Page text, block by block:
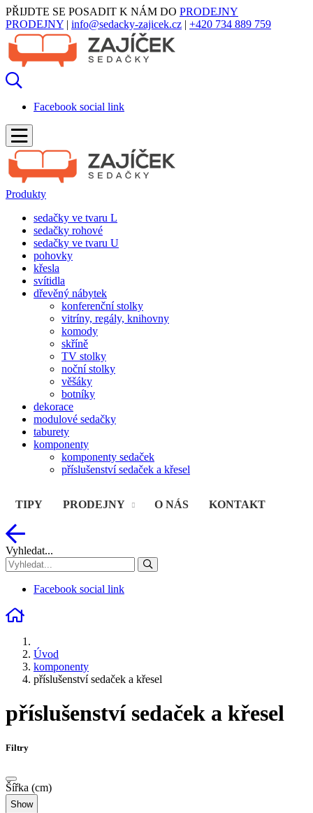
PŘIJDTE SE POSADIT K NÁM DO PRODEJNY
PRODEJNY | info@sedacky-zajicek.cz | +420 734 889 759
Facebook social link
Produkty
sedačky ve tvaru L
sedačky rohové
sedačky ve tvaru U
pohovky
křesla
svítidla
dřevěný nábytek
konferenční stolky
vitríny, regály, knihovny
komody
skříně
TV stolky
noční stolky
věšáky
botníky
dekorace
modulové sedačky
taburety
komponenty
komponenty sedaček
příslušenství sedaček a křesel
TIPY PRODEJNY O NÁS KONTAKT
Vyhledat...
Facebook social link
Úvod
komponenty
příslušenství sedaček a křesel
příslušenství sedaček a křesel
Filtry
Šířka (cm)